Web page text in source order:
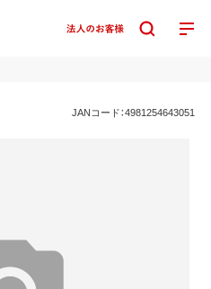
JANコード：4981254643051